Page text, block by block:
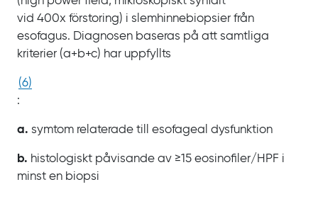
vid 400x förstoring) i slemhinnebiopsier från
esofagus. Diagnosen baseras på att samtliga
kriterier (a+b+c) har uppfyllts
(6)
:
a. symtom relaterade till esofageal dysfunktion
b. histologiskt påvisande av ≥15 eosinofiler/HPF i
minst en biopsi